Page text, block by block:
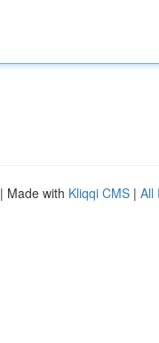
| Made with Kliqqi CMS | All